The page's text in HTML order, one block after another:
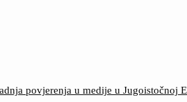
povjerenja u medije u Jugoistočnoj